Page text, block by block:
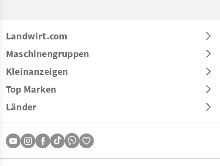
Landwirt.com
Maschinengruppen
Kleinanzeigen
Top Marken
Länder